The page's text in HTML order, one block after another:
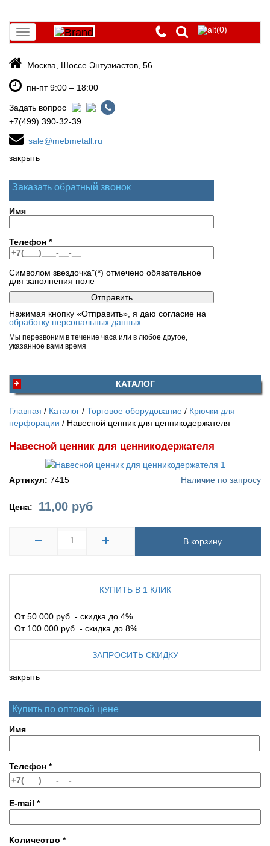
Toggle
navigation
(0)
Москва, Шоссе Энтузиастов, 56
пн-пт 9:00 – 18:00
Задать вопрос
+7(499) 390-32-39
sale@mebmetall.ru
закрыть
Заказать обратный звонок
Имя
Телефон *
Символом звездочка"(*) отмечено обязательное
для заполнения поле
Нажимая кнопку «Отправить», я даю согласие на
обработку персональных данных
Мы перезвоним в течение часа или в любое другое,
указанное вами время
КАТАЛОГ
Главная Каталог Торговое оборудование
Крючки для
перфорации
Навесной ценник для ценникодержателя
Навесной ценник для ценникодержателя
Артикул: 7415 Наличие по запросу
Цена: 11,00 руб
В корзину
КУПИТЬ В 1 КЛИК
От 50 000 руб. - скидка до 4%
От 100 000 руб. - скидка до 8%
ЗАПРОСИТЬ СКИДКУ
закрыть
Купить по оптовой цене
Имя
Телефон *
E-mail *
Количество *